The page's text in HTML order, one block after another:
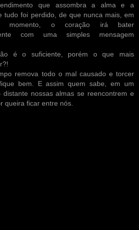
que assombra a alma e a
tudo foi perdido, de que nunca mais, em
momento, o coração irá bater
com uma simples mensagem
é o suficiente, porém o que mais
remova todo o mal causado e torcer
bem. E assim quem sabe, em um
nossas almas se reencontrem e
queira ficar entre nós.